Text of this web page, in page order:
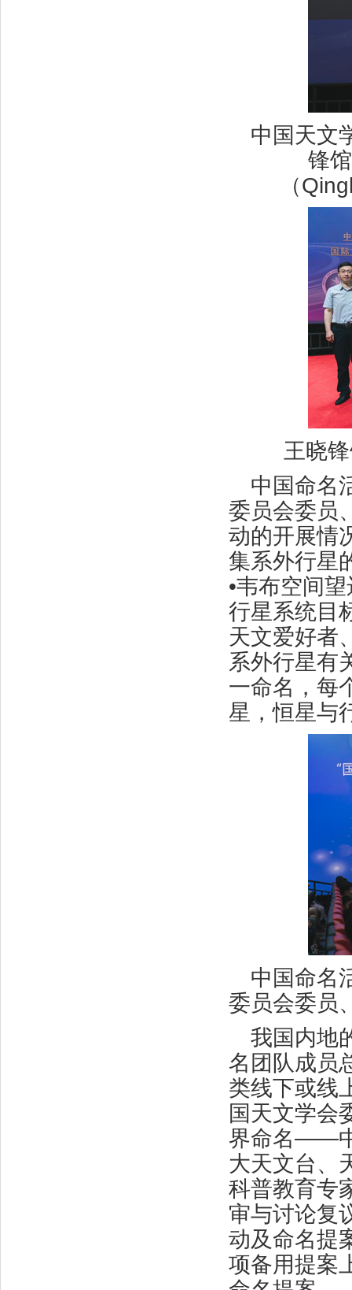
中国天文
锋
（
王晓
中国命名
委员会委员
动的开展情
集系外行星
•韦布空间
行星系统目
天文爱好者
系外行星有
一命名，每
星，恒星与
中国命名
委员会委员
我国内地
名团队成员
类线下或线
国天文学会
界命名——
大天文台、
科普教育专
审与讨论复
动及命名提
项备用提案